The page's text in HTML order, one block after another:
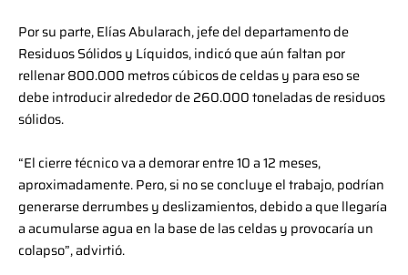
Por su parte, Elías Abularach, jefe del departamento de
Residuos Sólidos y Líquidos, indicó que aún faltan por
rellenar 800.000 metros cúbicos de celdas y para eso se
debe introducir alrededor de 260.000 toneladas de residuos
sólidos.
“El cierre técnico va a demorar entre 10 a 12 meses,
aproximadamente. Pero, si no se concluye el trabajo, podrían
generarse derrumbes y deslizamientos, debido a que llegaría
a acumularse agua en la base de las celdas y provocaría un
colapso”, advirtió.